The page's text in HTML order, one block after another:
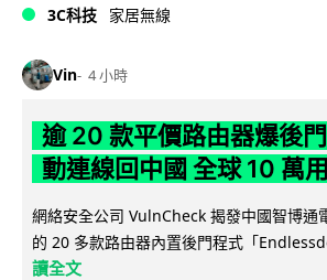
3C科技 家居無線
Vin 4 小時
逾 20 款平價路由器爆後
動連線回中國 全球 10 萬
網絡安全公司 VulnCheck 揭發中國智博
的 20 多款路由器內置後門程式「
讀全文